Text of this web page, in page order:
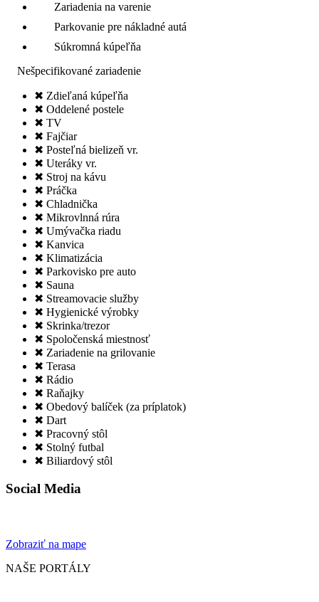
Zariadenia na varenie
Parkovanie pre nákladné autá
Súkromná kúpeľňa
Nešpecifikované zariadenie
✖ Zdieľaná kúpeľňa
✖ Oddelené postele
✖ TV
✖ Fajčiar
✖ Posteľná bielizeň vr.
✖ Uteráky vr.
✖ Stroj na kávu
✖ Práčka
✖ Chladnička
✖ Mikrovlnná rúra
✖ Umývačka riadu
✖ Kanvica
✖ Klimatizácia
✖ Parkovisko pre auto
✖ Sauna
✖ Streamovacie služby
✖ Hygienické výrobky
✖ Skrinka/trezor
✖ Spoločenská miestnosť
✖ Zariadenie na grilovanie
✖ Terasa
✖ Rádio
✖ Raňajky
✖ Obedový balíček (za príplatok)
✖ Dart
✖ Pracovný stôl
✖ Stolný futbal
✖ Biliardový stôl
Social Media
Zobraziť na mape
NAŠE PORTÁLY